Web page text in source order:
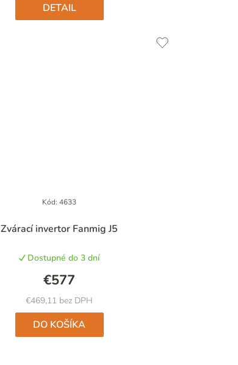
DETAIL
Zvárací invertor Fanmig J5
hodnotenie
je
5,0
z
5
hviezdičiek.
Dostupné do 3 dní
€469,11 bez DPH
€577
DO KOŠÍKA
Kód:4633